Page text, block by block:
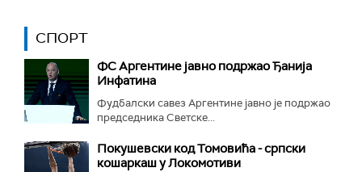
СПОРТ
ФС Аргентине јавно подржао Ђанија
Инфатина
Фудбалски савез Аргентине јавно је подржао
председника Светске...
Покушевски код Томовића - српски
кошаркаш у Локомотиви